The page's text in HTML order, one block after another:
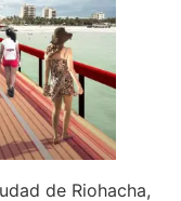
de Riohacha,